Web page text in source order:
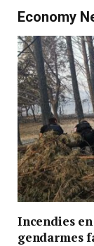
Economy
Incendies
gendarmes